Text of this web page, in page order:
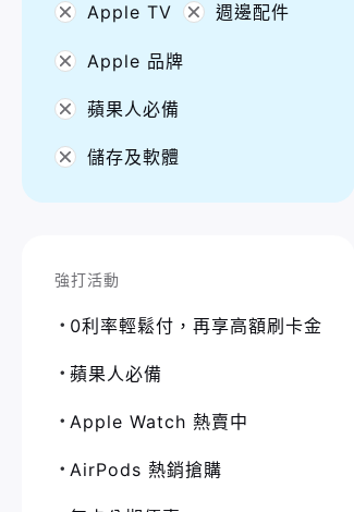
Apple TV 週邊配件
Apple 品牌
蘋果人必備
儲存及軟體
強打活動
0利率輕鬆付，再享高額刷卡金
蘋果人必備
Apple Watch 熱賣中
AirPods 熱銷搶購